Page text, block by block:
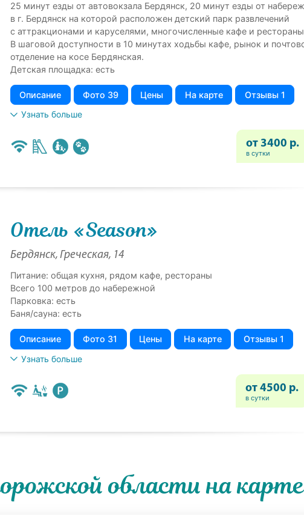
25 минут езды от автовокзала Бердянск, 20 минут езды от
в г. Бердянск на которой расположен детский парк развлечений
с аттракционами и каруселями, многочисленные кафе и
В шаговой доступности в 10 минутах ходьбы кафе, рынок и
отделение на косе Бердянская.
Детская площадка: есть
Описание Фото 39 Цены На карте
Отзывы 1
Узнать больше
от 3400 р.
в сутки
Отель «Season»
Бердянск, Греческая, 14
Питание: общая кухня, рядом кафе, рестораны
Всего 100 метров до набережной
Парковка: есть
Баня/сауна: есть
Описание Фото 31 Цены На карте
Отзывы 1
Узнать больше
от 4500 р.
в сутки
области на карте